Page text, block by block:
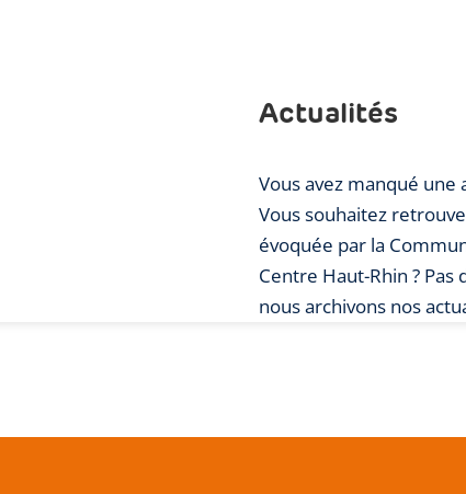
Actualités
Vous avez manqué
Vous souhaitez
évoquée par la
Centre Haut-Rhin? Pas
nous archivons nos